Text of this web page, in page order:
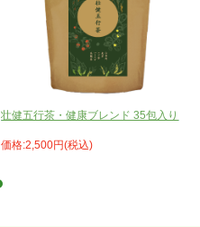
壮健五行茶・健康ブレンド 35包入り
価格:2,500円(税込)